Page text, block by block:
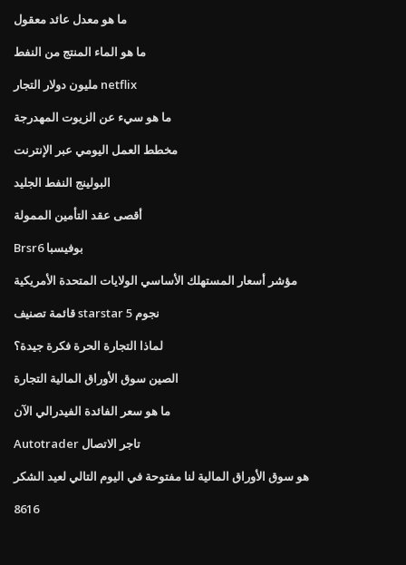
ما هو معدل عائد معقول
ما هو الماء المنتج من النفط
مليون دولار التجار netflix
ما هو سيء عن الزيوت المهدرجة
مخطط العمل اليومي عبر الإنترنت
البولينج النفط الجليد
أقصى عقد التأمين الممولة
Brsr6 بوفيسبا
مؤشر أسعار المستهلك الأساسي الولايات المتحدة الأمريكية
قائمة تصنيف starstar 5 نجوم
لماذا التجارة الحرة فكرة جيدة؟
الصين سوق الأوراق المالية التجارة
ما هو سعر الفائدة الفيدرالي الآن
Autotrader تاجر الاتصال
هو سوق الأوراق المالية لنا مفتوحة في اليوم التالي لعيد الشكر
8616